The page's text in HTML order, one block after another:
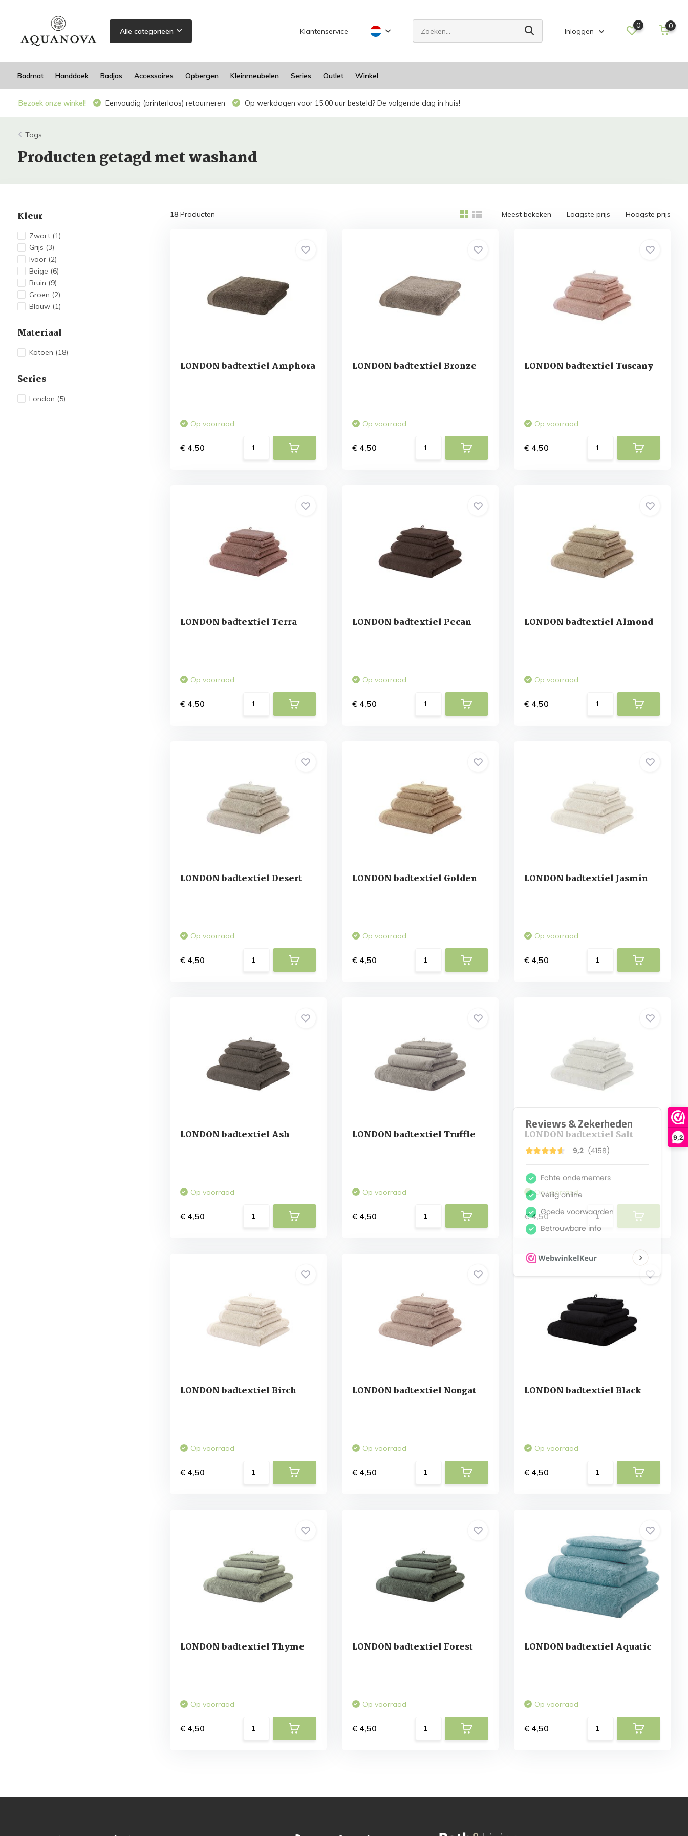
9,2
Alle categorieën Klantenservice Inloggen
0 0
Badmat Handdoek Badjas Accessoires Opbergen Kleinmeubelen Series Outlet Winkel
Bezoek onze winkel! Eenvoudig (printerloos) retourneren Op werkdagen voor 15.00 uur besteld? De volgende dag in huis!
Tags
Producten getagd met washand
Kleur
Zwart (1)
Grijs (3)
Ivoor (2)
Beige (6)
Bruin (9)
Groen (2)
Blauw (1)
Materiaal
Katoen (18)
Series
London (5)
18Producten Meest bekeken Laagste prijs Hoogste prijs
LONDON badtextiel Amphora
Op voorraad
€ 4,50
LONDON badtextiel Bronze
Op voorraad
€ 4,50
LONDON badtextiel Tuscany
Op voorraad
€ 4,50
LONDON badtextiel Terra
Op voorraad
€ 4,50
LONDON badtextiel Pecan
Op voorraad
€ 4,50
LONDON badtextiel Almond
Op voorraad
€ 4,50
LONDON badtextiel Desert
Op voorraad
€ 4,50
LONDON badtextiel Golden
Op voorraad
€ 4,50
LONDON badtextiel Jasmin
Op voorraad
€ 4,50
LONDON badtextiel Ash
Op voorraad
€ 4,50
LONDON badtextiel Truffle
Op voorraad
€ 4,50
LONDON badtextiel Salt
Op voorraad
€ 4,50
LONDON badtextiel Birch
Op voorraad
€ 4,50
LONDON badtextiel Nougat
Op voorraad
€ 4,50
LONDON badtextiel Black
Op voorraad
€ 4,50
LONDON badtextiel Thyme
Op voorraad
€ 4,50
LONDON badtextiel Forest
Op voorraad
€ 4,50
LONDON badtextiel Aquatic
Op voorraad
€ 4,50